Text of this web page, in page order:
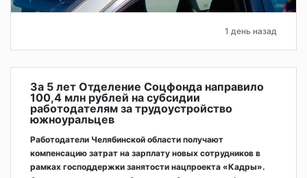
1 день назад
За 5 лет Отделение Соцфонда направило
100,4 млн рублей на субсидии
работодателям за трудоустройство
южноуральцев
Работодатели Челябинской области получают
компенсацию затрат на зарплату новых сотрудников в
рамках господдержки занятости нацпроекта «Кадры».